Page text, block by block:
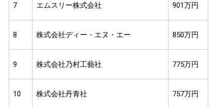
7 エムスリー株式会社 901万円
8 株式会社ディー・エヌ・エー 850万円
9 株式会社乃村工藝社 775万円
10 株式会社丹青社 757万円